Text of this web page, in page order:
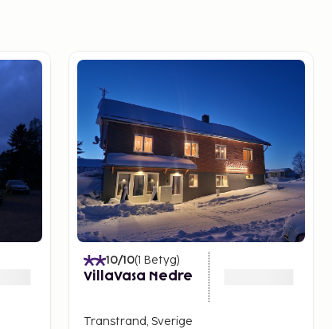
10/10(1 Betyg)
VillaVasa Nedre
Transtrand, Sverige